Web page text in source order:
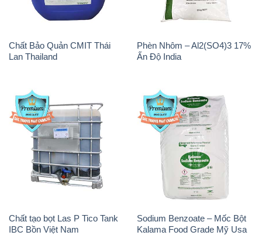
Chất Bảo Quản CMIT Thái
Lan Thailand
Phèn Nhôm – Al2(SO4)3 17%
Ấn Độ India
Chất tạo bọt Las P Tico Tank
IBC Bồn Việt Nam
Sodium Benzoate – Mốc Bột
Kalama Food Grade Mỹ Usa